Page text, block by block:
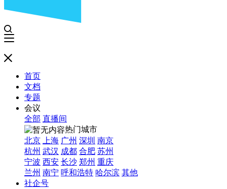
首页
文档
专题
会议
全部 直播间
热门城市
北京
上海 广州 深圳 南京
杭州 武汉 成都 合肥 苏州
宁波 西安 长沙 郑州 重庆
兰州 南宁 呼和浩特 哈尔滨 其他
社企号